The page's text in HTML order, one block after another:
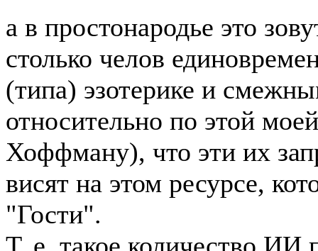
а в простонародье это
столько челов
(типа) эзотерике и
относительно по этой
Хоффману), что эти их
висят на этом ресурсе,
"Гости".